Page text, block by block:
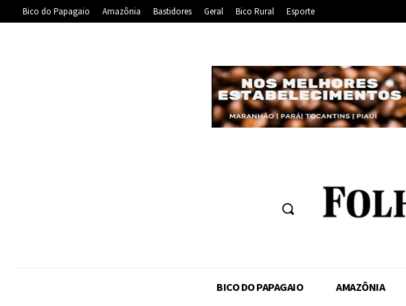
Bico do Papagaio Amazônia Bastidores Geral Bico Rural Esporte
BICO DO PAPAGAIO AMAZÔNIA